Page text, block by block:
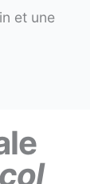
et une